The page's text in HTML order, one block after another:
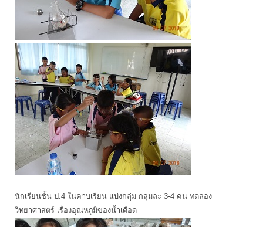
นักเรียนชั้น ป.4 ในคาบเรียน แบ่งกลุ่ม กลุ่มละ 3-4 คน ทดลอง
วิทยาศาสตร์ เรื่องอุณหภูมิของน้ำเดือด